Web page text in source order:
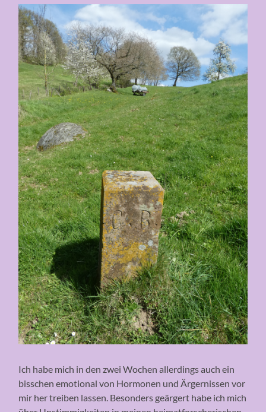
Ich habe mich in den zwei Wochen allerdings auch ein
bisschen emotional von Hormonen und Ärgernissen vor
mir her treiben lassen. Besonders geärgert habe ich mich